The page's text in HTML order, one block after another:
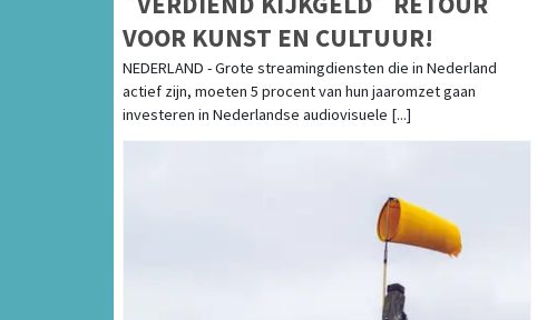
VOOR KUNST EN CULTUUR!
NEDERLAND - Grote streamingdiensten die in Nederland
actief zijn, moeten 5 procent van hun jaaromzet gaan
investeren in Nederlandse audiovisuele [...]